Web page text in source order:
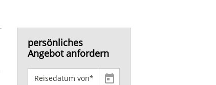
persönliches
Angebot anfordern